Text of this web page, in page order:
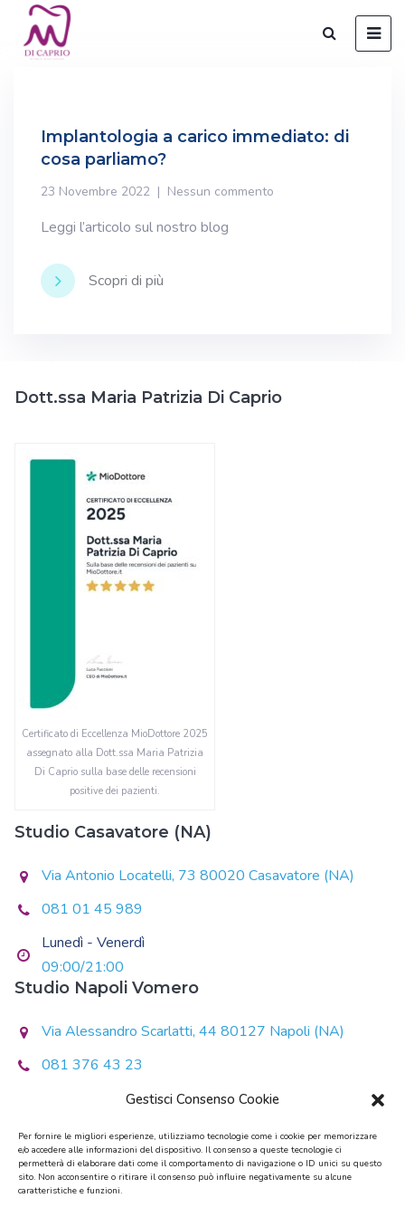
Gestisci Consenso Cookie
Per fornire le migliori esperienze, utilizziamo tecnologie come i cookie per memorizzare
e/o accedere alle informazioni del dispositivo. Il consenso a queste tecnologie ci
permetterà di elaborare dati come il comportamento di navigazione o ID unici su questo
sito. Non acconsentire o ritirare il consenso può influire negativamente su alcune
caratteristiche e funzioni.
Implantologia a carico immediato: di
cosa parliamo?
23 Novembre 2022 Nessun commento
Leggi l’articolo sul nostro blog
Scopri di più
Dott.ssa Maria Patrizia Di Caprio
Certificato di Eccellenza MioDottore 2025
assegnato alla Dott.ssa Maria Patrizia
Di Caprio sulla base delle recensioni
positive dei pazienti.
Studio Casavatore (NA)
Via Antonio Locatelli, 73 80020 Casavatore (NA)
081 01 45 989
Lunedì - Venerdì
09:00/21:00
Studio Napoli Vomero
Via Alessandro Scarlatti, 44 80127 Napoli (NA)
081 376 43 23
Lunedì - Giovedì
Martedì - Mercoledì - Venerdì
10:00/13:00 - 14:00/19:00